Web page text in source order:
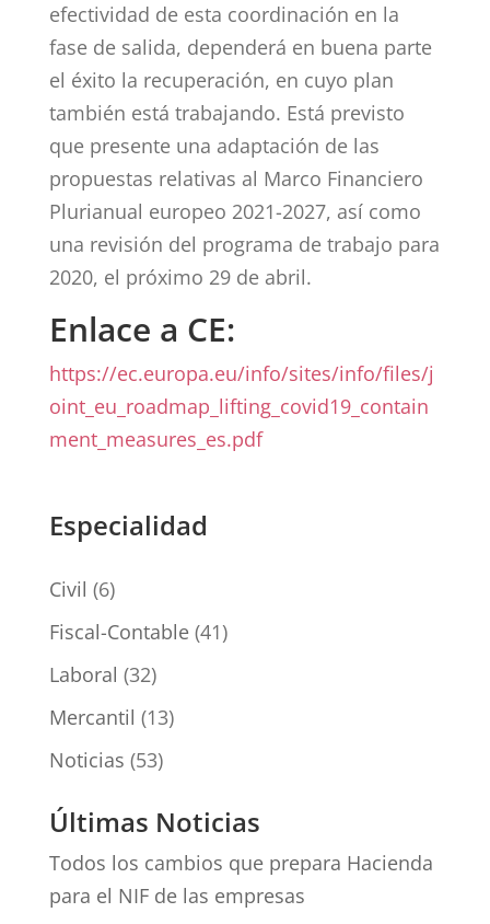
efectividad de esta coordinación en la
fase de salida, dependerá en buena parte
el éxito la recuperación, en cuyo plan
también está trabajando. Está previsto
que presente una adaptación de las
propuestas relativas al Marco Financiero
Plurianual europeo 2021-2027, así como
una revisión del programa de trabajo para
2020, el próximo 29 de abril.
Enlace a CE:
https://ec.europa.eu/info/sites/info/files/j
oint_eu_roadmap_lifting_covid19_contain
ment_measures_es.pdf
Especialidad
Civil (6)
Fiscal-Contable(41)
Laboral (32)
Mercantil (13)
Noticias (53)
Últimas Noticias
Todos los cambios que prepara Hacienda
para el NIF de las empresas